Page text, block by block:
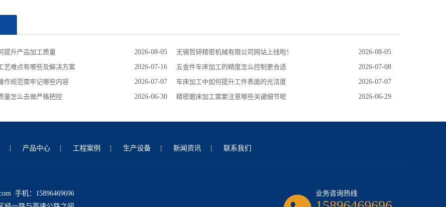
提升产品加工质量 2026-08-05 无锡哲研精密机械有限公司网站上线啦！
2026-08-05
艺难点有哪些及解决方案
2026-07-16 五金件车床加工的精度怎么控制更合适
2026-07-08
作规范需牢记哪些内容
2026-07-07 车床加工中如何提升工件表面的光洁度
2026-07-07
量怎么去做严格把控
2026-06-30 精密磨床加工需要注意哪些关键细节呢 2026-06-29
产品中心 工程案例 生产设备 新闻资讯 联系我们
手机：15896469696
业务咨询热线